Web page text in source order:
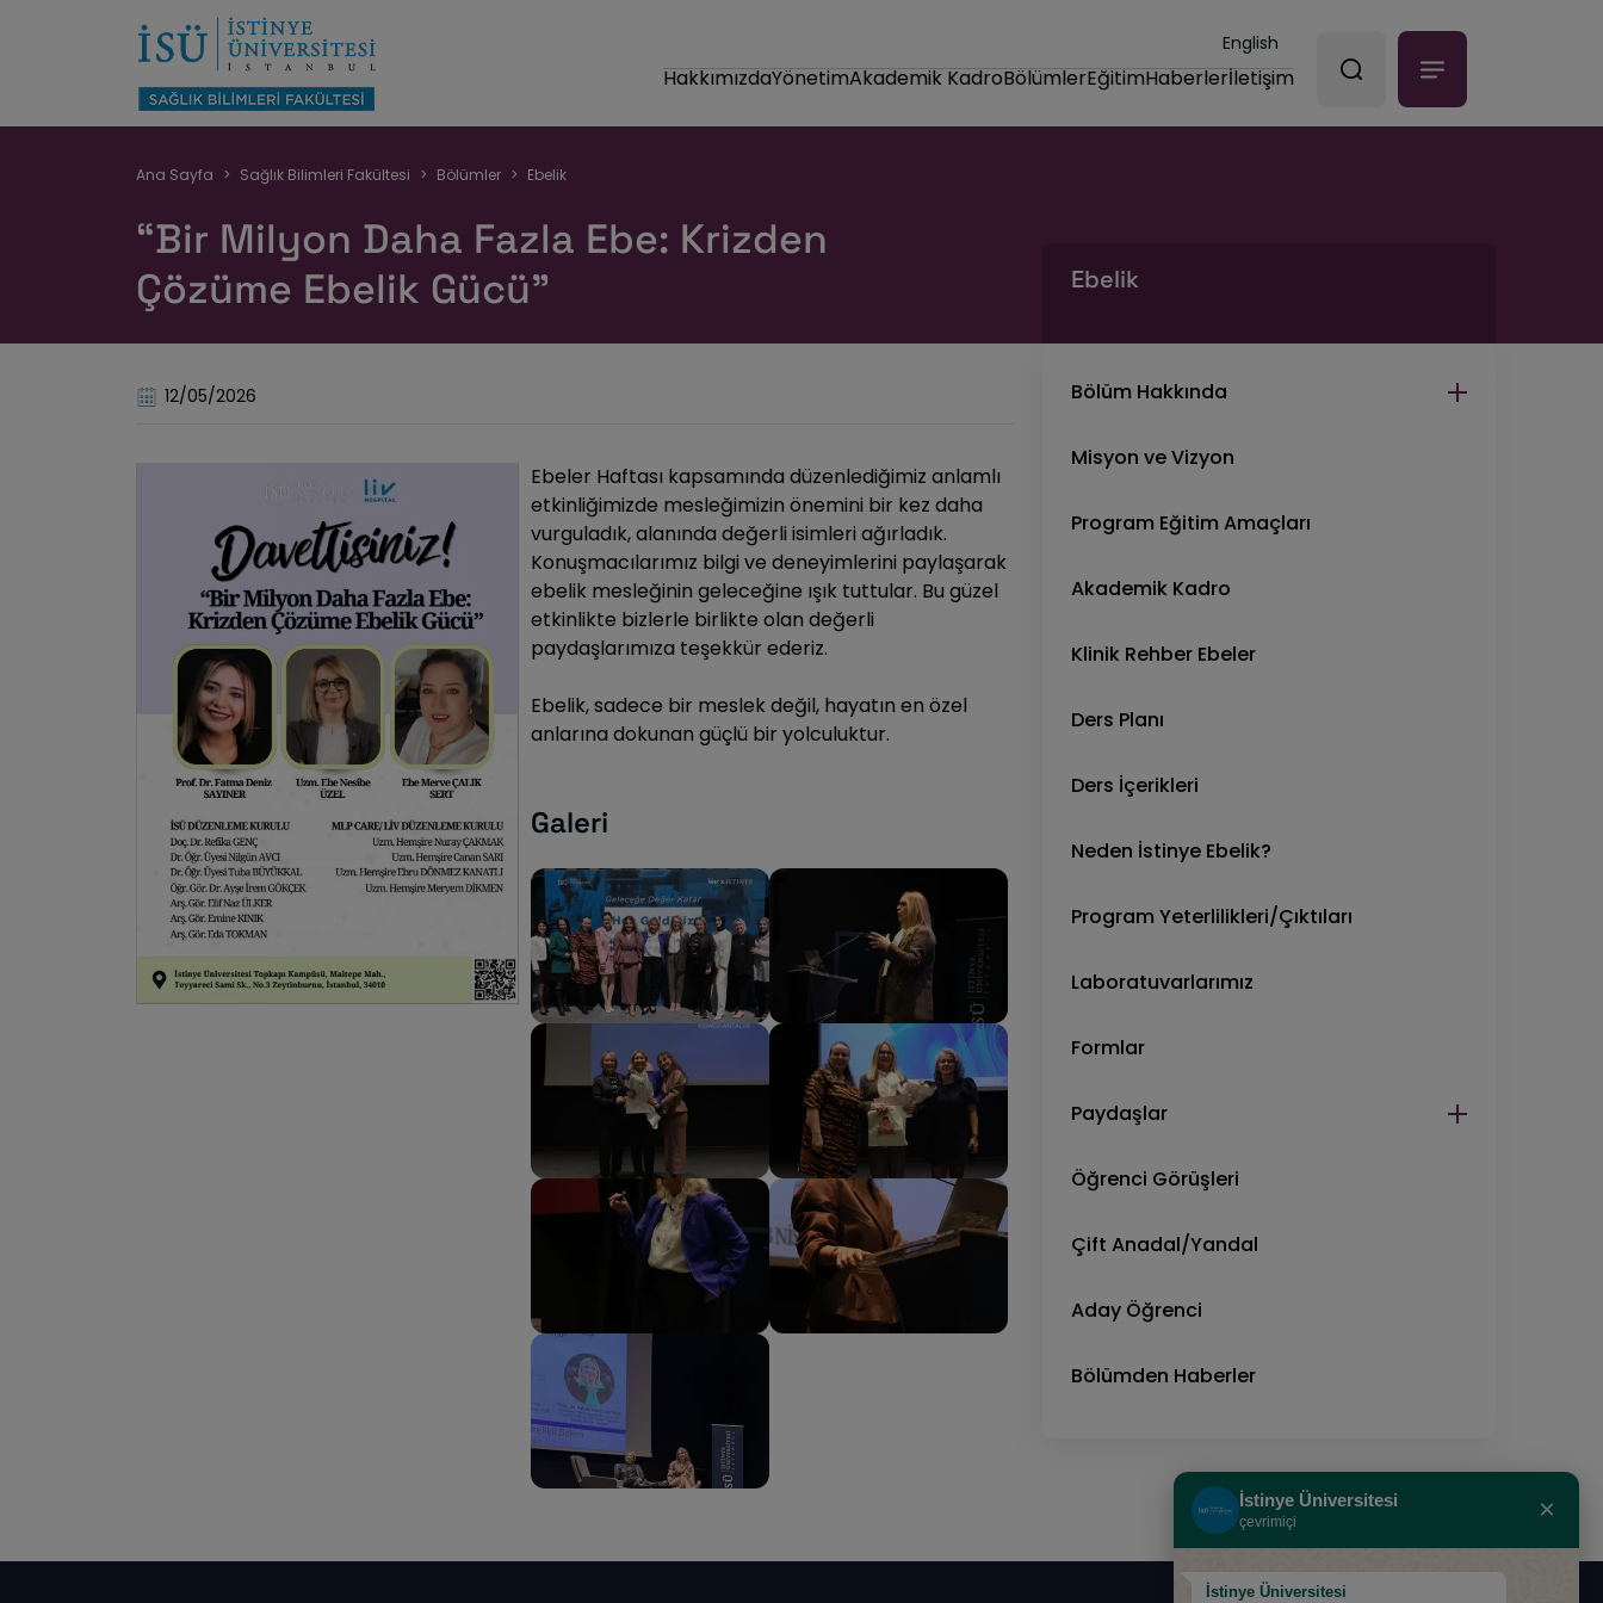
English
HakkımızdaYönetimAkademik KadroBölümlerEğitimHaberlerİletişim
Sayfa
yolu
Ana Sayfa Sağlık Bilimleri Fakültesi Bölümler Ebelik
“Bir Milyon Daha Fazla Ebe: Krizden
Çözüme Ebelik Gücü”
Ebelik
Bölüm Hakkında
Misyon ve Vizyon
Program Eğitim Amaçları
Akademik Kadro
Klinik Rehber Ebeler
Ders Planı
Ders İçerikleri
Neden İstinye Ebelik?
Program Yeterlilikleri/Çıktıları
Laboratuvarlarımız
Formlar
Paydaşlar
Öğrenci Görüşleri
Çift Anadal/Yandal
Aday Öğrenci
Bölümden Haberler
12/05/2026
Ebeler Haftası kapsamında düzenlediğimiz anlamlı
etkinliğimizde mesleğimizin önemini bir kez daha
vurguladık, alanında değerli isimleri ağırladık.
Konuşmacılarımız bilgi ve deneyimlerini paylaşarak
ebelik mesleğinin geleceğine ışık tuttular. Bu güzel
etkinlikte bizlerle birlikte olan değerli
paydaşlarımıza teşekkür ederiz.
Ebelik, sadece bir meslek değil, hayatın en özel
anlarına dokunan güçlü bir yolculuktur.
Galeri
İstinye Üniversitesi
çevrimiçi ×
İstinye Üniversitesi